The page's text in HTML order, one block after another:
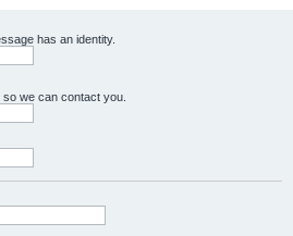
has an identity.
we can contact you.